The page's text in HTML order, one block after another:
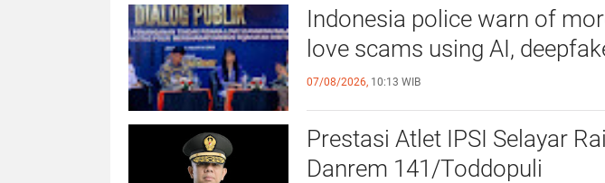
Indonesia police warn of
love scams using AI,
07/08/2026, 10:13 WIB
Prestasi Atlet IPSI Selayar
Danrem 141/Toddopuli